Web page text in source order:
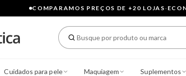
COMPARAMOS PREÇOS DE +20 LOJAS·
Cuidados para pele Maquiagem Suplementos